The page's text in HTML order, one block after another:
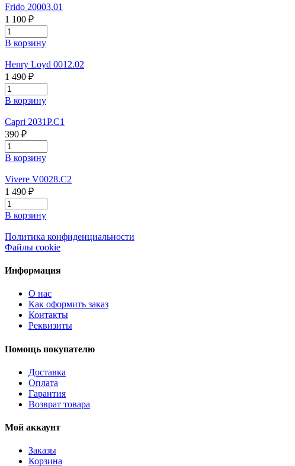
Frido 20003.01
1 100 ₽
В корзину
Henry Loyd 0012.02
1 490 ₽
В корзину
Capri 2031P.C1
390 ₽
В корзину
Vivere V0028.C2
1 490 ₽
В корзину
Политика конфиденциальности
Файлы cookie
Информация
О нас
Как оформить заказ
Контакты
Реквизиты
Помощь покупателю
Доставка
Оплата
Гарантия
Возврат товара
Мой аккаунт
Заказы
Корзина